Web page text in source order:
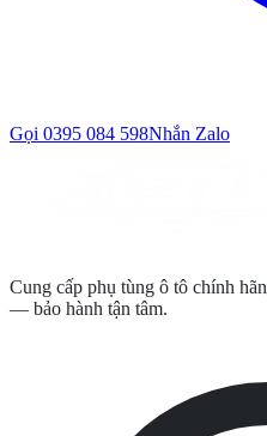
Gọi 0395 084 598Nhắn Zalo
Cung cấp phụ tùng ô tô chính
— bảo hành tận tâm.